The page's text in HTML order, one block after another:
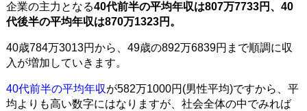
企業の主力となる40代前半の平均年収は807万7733円、40
代後半の平均年収は870万1323円。
40歳784万3013円から、49歳の892万6839円まで順調に収
入が増加していきます。
40代前半の平均年収が582万1000円(男性平均)ですから、平
均よりも高い数字にはなりますが、社会全体の中でみれば